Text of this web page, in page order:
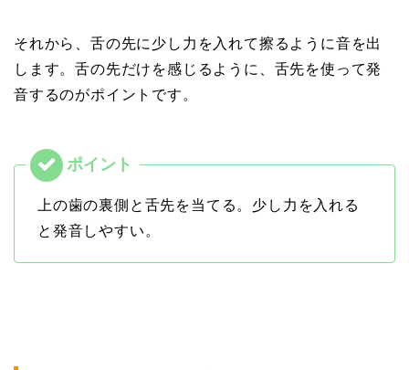
それから、舌の先に少し力を入れて擦るように音を出
します。舌の先だけを感じるように、舌先を使って発
音するのがポイントです。
上の歯の裏側と舌先を当てる。少し力を入れる
と発音しやすい。